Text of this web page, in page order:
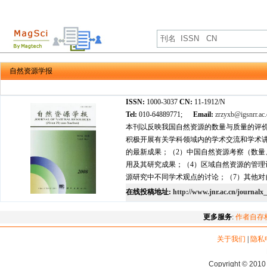
自然资源学报
ISSN: 1000-3037 CN: 11-1912/N
Tel: 010-64889771; Email:
本刊以反映我国自然资源的数量与质量的评
积极开展有关学科领域内的学术交流和学术
的最新成果；（2）中国自然资源考察（数
用及其研究成果；（4）区域自然资源的管
源研究中不同学术观点的讨论；（7）其他
在线投稿地址: http://www.jnr.ac.cn/
更多服务: 作者自存
关于我们
隐私
Copyright © 2010